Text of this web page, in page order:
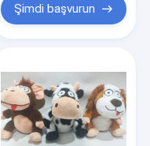
Şimdi başvurun